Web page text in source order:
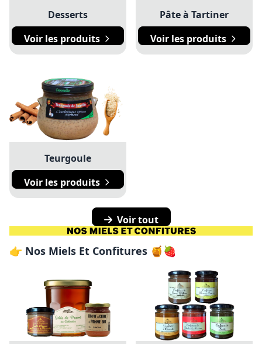
Desserts
Voir les produits
Pâte à Tartiner
Voir les produits
Teurgoule
Voir les produits
Voir tout
👉 Nos Miels Et Confitures 🍯🍓